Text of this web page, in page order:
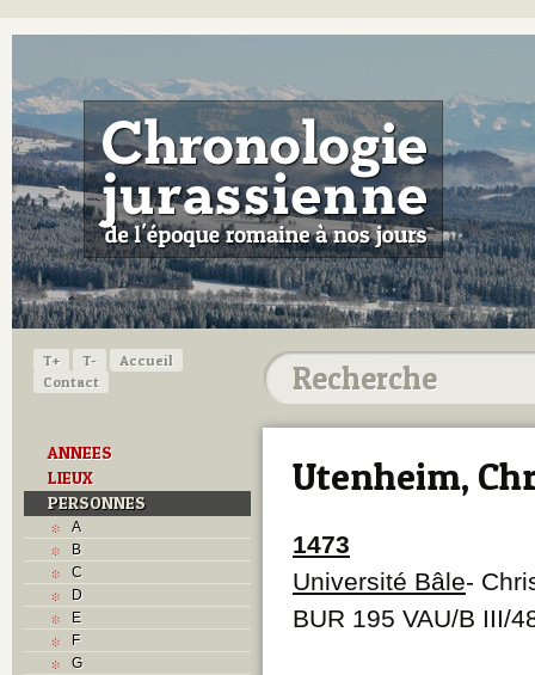
T+ T-
Accueil
Contact
ANNEES
LIEUX
PERSONNES
A
B
C
D
E
F
G
Utenheim,
1473
Université Bâle-
BUR 195 VAU/B III/